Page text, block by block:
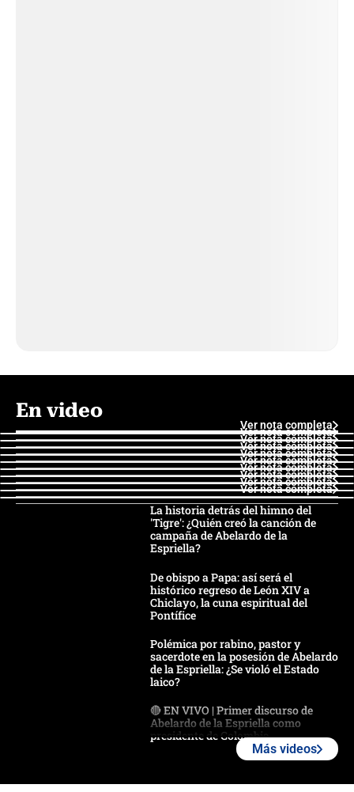
En video
Ver nota completa
Ver nota completa
Ver nota completa
Ver nota completa
Ver nota completa
Ver nota completa
Ver nota completa
Ver nota completa
Ver nota completa
Ver nota completa
La historia detrás del himno del
'Tigre': ¿Quién creó la canción de
campaña de Abelardo de la
Espriella?
De obispo a Papa: así será el
histórico regreso de León XIV a
Chiclayo, la cuna espiritual del
Pontífice
Polémica por rabino, pastor y
sacerdote en la posesión de Abelardo
de la Espriella: ¿Se violó el Estado
laico?
🔴 EN VIVO | Primer discurso de
Abelardo de la Espriella como
presidente de Colombia
Más videos